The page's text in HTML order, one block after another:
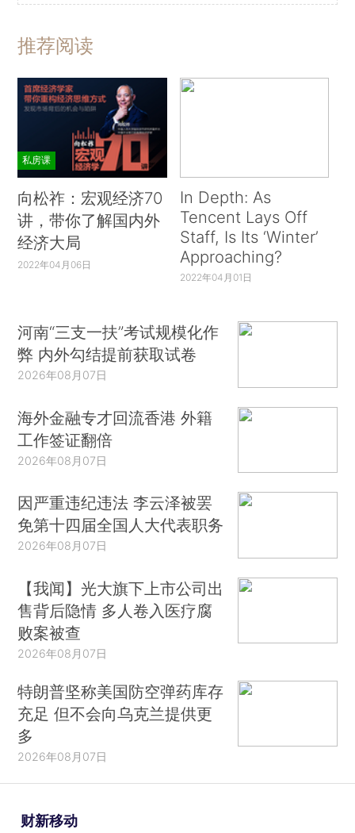
推荐阅读
私房课
向松祚：宏观经济70
讲，带你了解国内外
经济大局
2022年04月06日
In Depth: As
Tencent Lays Off
Staff, Is Its ‘Winter’
Approaching?
2022年04月01日
河南“三支一扶”考试规模化作
弊 内外勾结提前获取试卷
2026年08月07日
海外金融专才回流香港 外籍
工作签证翻倍
2026年08月07日
因严重违纪违法 李云泽被罢
免第十四届全国人大代表职务
2026年08月07日
【我闻】光大旗下上市公司出
售背后隐情 多人卷入医疗腐
败案被查
2026年08月07日
特朗普坚称美国防空弹药库存
充足 但不会向乌克兰提供更
多
2026年08月07日
财新移动